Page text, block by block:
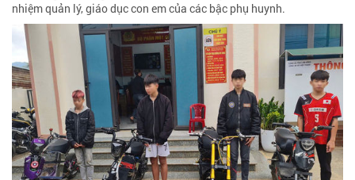
nhiệm quản lý, giáo dục con em của các bậc phụ huynh.